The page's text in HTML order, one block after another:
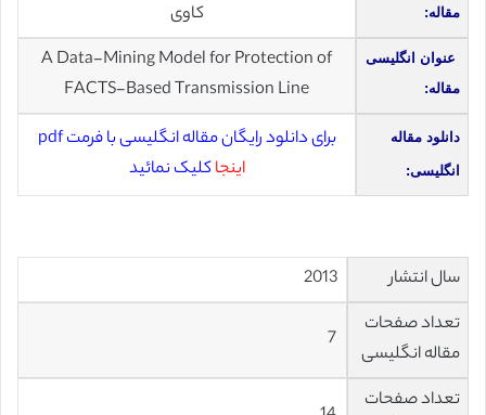
مقاله:
کاوی
عنوان انگلیسی
مقاله:
A Data-Mining Model for Protection of
FACTS-Based Transmission Line
دانلود مقاله
انگلیسی:
برای دانلود رایگان مقاله انگلیسی با فرمت pdf
اینجاکلیک نمائید
سال انتشار
2013
تعداد صفحات
مقاله انگلیسی
تعداد صفحات